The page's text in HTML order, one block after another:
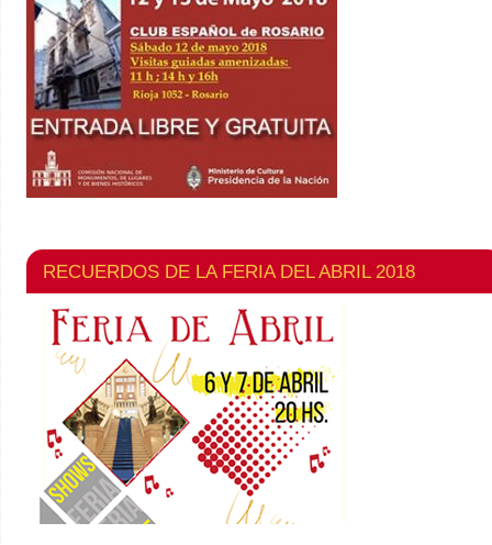
RECUERDOS DE LA FERIA DEL ABRIL 2018